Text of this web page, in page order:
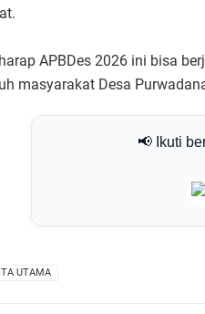
APBDes 2026 ini bisa
masyarakat Desa
📢 Ikuti
UTAMA